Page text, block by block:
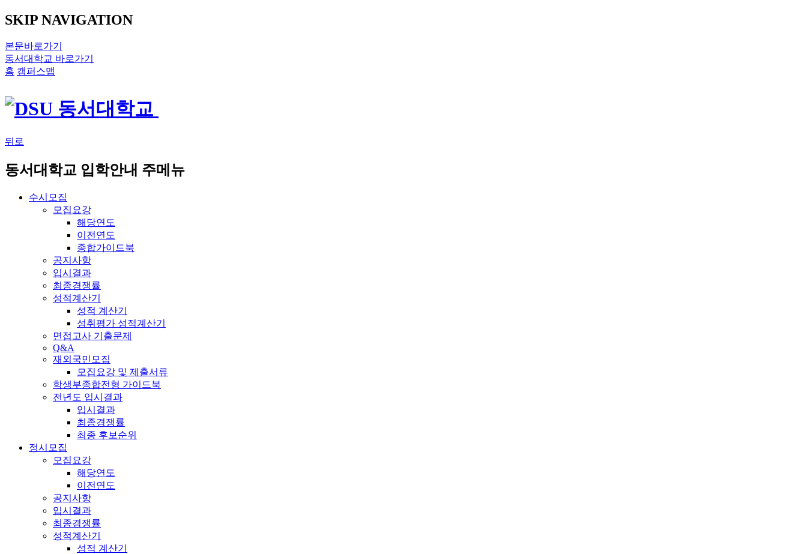
SKIP NAVIGATION
본문바로가기
동서대학교 바로가기
홈 캠퍼스맵
뒤로
동서대학교 입학안내 주메뉴
수시모집
모집요강
해당연도
이전연도
종합가이드북
공지사항
입시결과
최종경쟁률
성적계산기
성적 계산기
성취평가 성적계산기
면접고사 기출문제
Q&A
재외국민모집
모집요강 및 제출서류
학생부종합전형 가이드북
전년도 입시결과
입시결과
최종경쟁률
최종 후보순위
정시모집
모집요강
해당연도
이전연도
공지사항
입시결과
최종경쟁률
성적계산기
성적 계산기